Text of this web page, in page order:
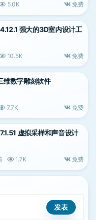
5.0K 免费
强大的3D室内设计工
10.5K 免费
数字雕刻软件
7.7K 免费
虚拟采样和声音设计
1.7K 免费